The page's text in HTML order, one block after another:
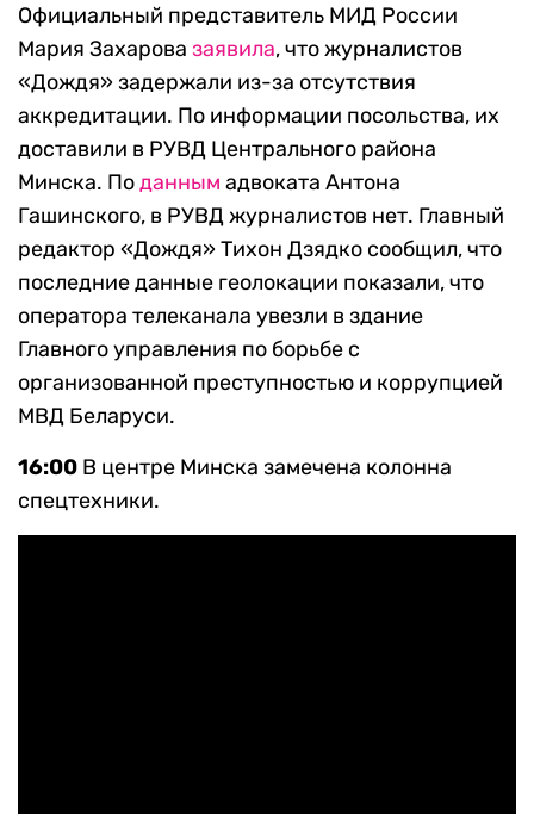
Официальный представитель МИД России
Мария Захарова заявила, что журналистов
«Дождя» задержали из-за отсутствия
аккредитации. По информации посольства, их
доставили в РУВД Центрального района
Минска. Поданным адвоката Антона
Гашинского, в РУВД журналистов нет. Главный
редактор «Дождя» Тихон Дзядко сообщил, что
последние данные геолокации показали, что
оператора телеканала увезли в здание
Главного управления по борьбе с
организованной преступностью и коррупцией
МВД Беларуси.
16:00 В центре Минска замечена колонна
спецтехники.